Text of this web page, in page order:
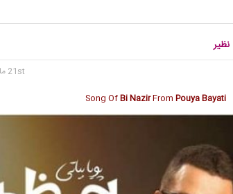
نظیر
21st مارس 2022
Song OfBi NazirFrom Pouya Bayati